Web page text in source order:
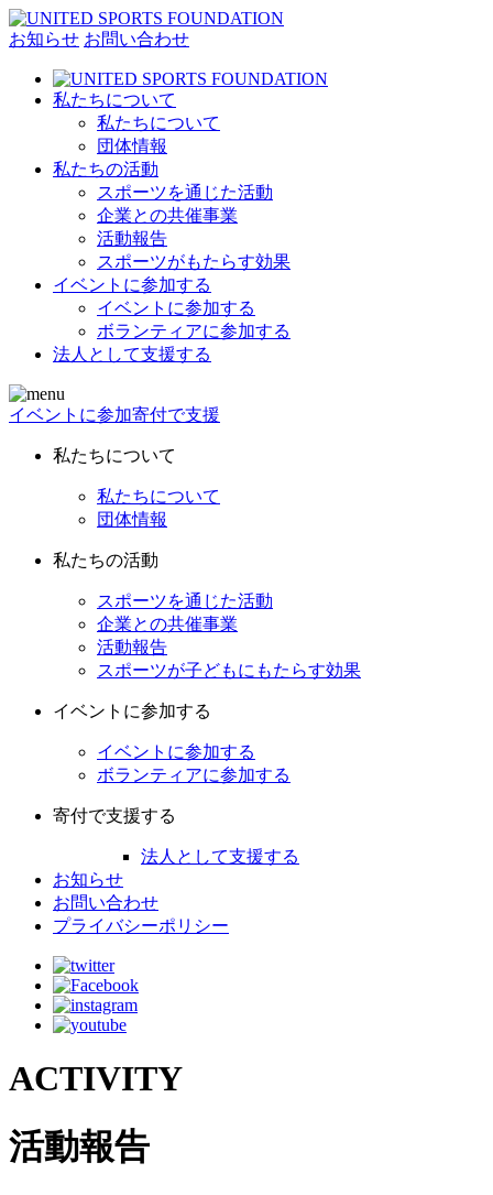
お知らせ お問い合わせ
私たちについて
私たちについて
団体情報
私たちの活動
スポーツを通じた活動
企業との共催事業
活動報告
スポーツがもたらす効果
イベントに参加する
イベントに参加する
ボランティアに参加する
法人として支援する
イベントに参加寄付で支援
私たちについて
私たちについて
団体情報
私たちの活動
スポーツを通じた活動
企業との共催事業
活動報告
スポーツが子どもにもたらす効果
イベントに参加する
イベントに参加する
ボランティアに参加する
寄付で支援する
法人として支援する
お知らせ
お問い合わせ
プライバシーポリシー
ACTIVITY
活動報告